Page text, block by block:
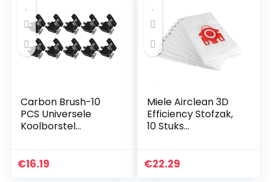
Carbon Brush-10
PCS Universele
Koolborstel
4KW 5KW 7KW
€16.19
Miele Airclean 3D
Efficiency Stofzak,
10 Stuks
Stoffilterzakken
€22.29